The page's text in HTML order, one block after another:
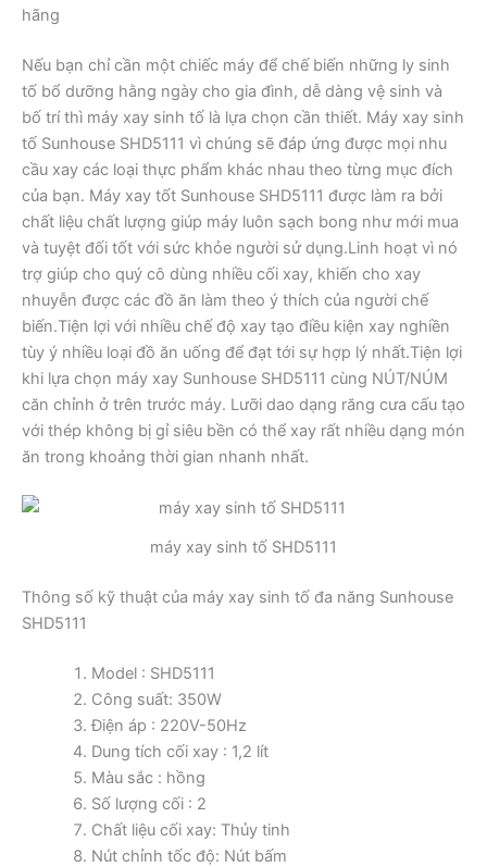
hãng
Nếu bạn chỉ cần một chiếc máy để chế biến những ly sinh
tố bổ dưỡng hằng ngày cho gia đình, dễ dàng vệ sinh và
bố trí thì máy xay sinh tố là lựa chọn cần thiết. Máy xay sinh
tố Sunhouse SHD5111 vì chúng sẽ đáp ứng được mọi nhu
cầu xay các loại thực phẩm khác nhau theo từng mục đích
của bạn. Máy xay tốt Sunhouse SHD5111 được làm ra bởi
chất liệu chất lượng giúp máy luôn sạch bong như mới mua
và tuyệt đối tốt với sức khỏe người sử dụng.Linh hoạt vì nó
trợ giúp cho quý cô dùng nhiều cối xay, khiến cho xay
nhuyễn được các đồ ăn làm theo ý thích của người chế
biến.Tiện lợi với nhiều chế độ xay tạo điều kiện xay nghiền
tùy ý nhiều loại đồ ăn uống để đạt tới sự hợp lý nhất.Tiện lợi
khi lựa chọn máy xay Sunhouse SHD5111 cùng NÚT/NÚM
căn chỉnh ở trên trước máy. Lưỡi dao dạng răng cưa cấu tạo
với thép không bị gỉ siêu bền có thể xay rất nhiều dạng món
ăn trong khoảng thời gian nhanh nhất.
máy xay sinh tố SHD5111
Thông số kỹ thuật của máy xay sinh tố đa năng Sunhouse
SHD5111
Model : SHD5111
Công suất: 350W
Điện áp : 220V-50Hz
Dung tích cối xay : 1,2 lít
Màu sắc : hồng
Số lượng cối : 2
Chất liệu cối xay: Thủy tinh
Nút chỉnh tốc độ: Nút bấm